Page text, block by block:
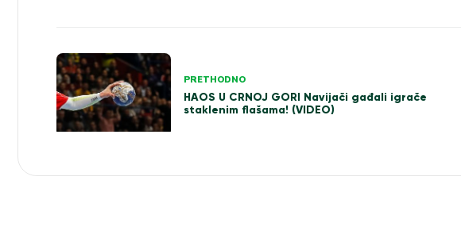
Kretanje
članka
PRETHODNO
HAOS U CRNOJ GORI Navijači gađali igrače
staklenim flašama! (VIDEO)